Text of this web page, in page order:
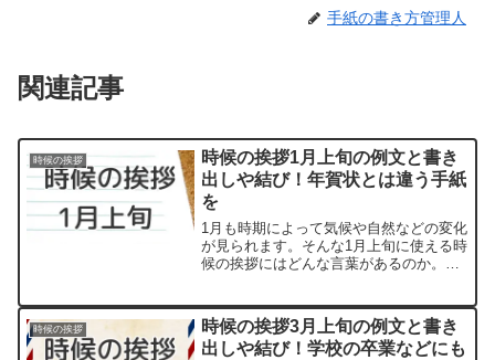
手紙の書き方管理人
関連記事
時候の挨拶
時候の挨拶1月上旬の例文と書き
出しや結び！年賀状とは違う手紙
を
1月も時期によって気候や自然などの変化
が見られます。そんな1月上旬に使える時
候の挨拶にはどんな言葉があるのか。
方で和文調の柔らかい言い回しもあり、
季節の動植物の様子を取...
時候の挨拶
時候の挨拶3月上旬の例文と書き
出しや結び！学校の卒業などにも